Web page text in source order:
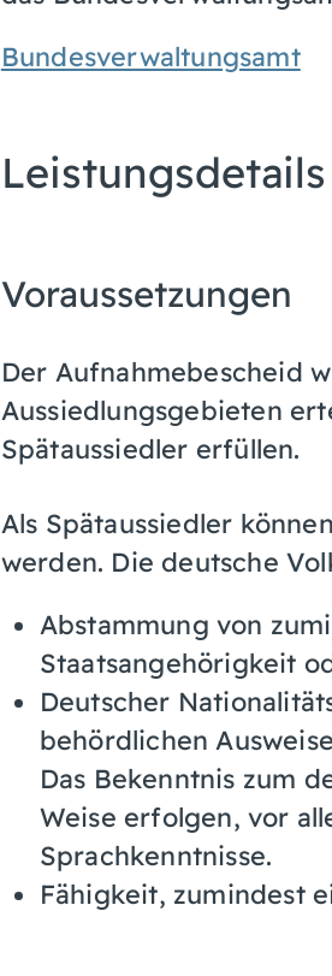
Bundesverwaltungsamt
Leistungsdetails
Voraussetzungen
Der Aufnahmebescheid
Aussiedlungsgebieten
Spätaussiedler erfüllen.
Als Spätaussiedler
werden. Die deutsche
Abstammung von
Staatsangehörigkeit
Deutscher
behördlichen
Das Bekenntnis zum
Weise erfolgen, vor
Sprachkenntnisse.
Fähigkeit, zumindest